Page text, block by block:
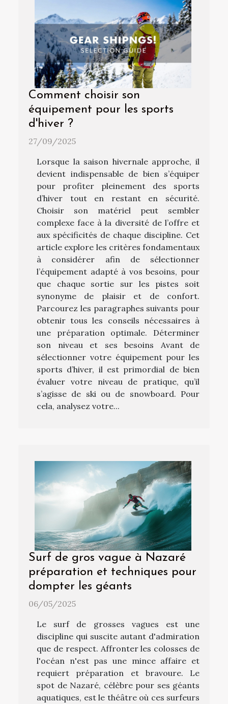
Comment choisir son
équipement pour les sports
d'hiver ?
27/09/2025
Lorsque la saison hivernale approche, il
devient indispensable de bien s’équiper
pour profiter pleinement des sports
d’hiver tout en restant en sécurité.
Choisir son matériel peut sembler
complexe face à la diversité de l’offre et
aux spécificités de chaque discipline. Cet
article explore les critères fondamentaux
à considérer afin de sélectionner
l’équipement adapté à vos besoins, pour
que chaque sortie sur les pistes soit
synonyme de plaisir et de confort.
Parcourez les paragraphes suivants pour
obtenir tous les conseils nécessaires à
une préparation optimale. Déterminer
son niveau et ses besoins Avant de
sélectionner votre équipement pour les
sports d’hiver, il est primordial de bien
évaluer votre niveau de pratique, qu’il
s’agisse de ski ou de snowboard. Pour
cela, analysez votre...
Surf de gros vague à Nazaré
préparation et techniques pour
dompter les géants
06/05/2025
Le surf de grosses vagues est une
discipline qui suscite autant d'admiration
que de respect. Affronter les colosses de
l'océan n'est pas une mince affaire et
requiert préparation et bravoure. Le
spot de Nazaré, célèbre pour ses géants
aquatiques, est le théâtre où ces surfeurs